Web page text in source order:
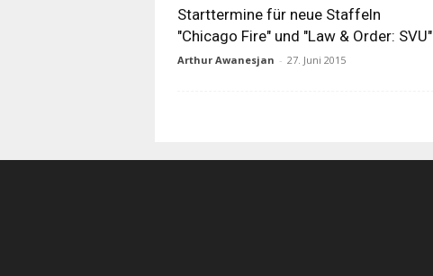
Starttermine für neue Staffeln
"Chicago Fire" und "Law & Order: SVU"
Arthur Awanesjan - 27. Juni 2015